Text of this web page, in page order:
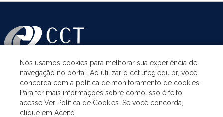
ASSUNTOS
ACESSO À INFORMAÇÃO
Nós usamos cookies para melhorar sua experiência de
navegação no portal. Ao utilizar o cct.ufcg.edu.br, você
concorda com a política de monitoramento de cookies.
Para ter mais informações sobre como isso é feito,
acesse Ver Política de Cookies. Se você concorda,
clique em Aceito.